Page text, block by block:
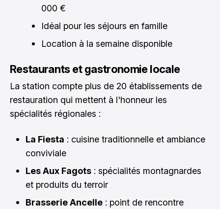
000 €
Idéal pour les séjours en famille
Location à la semaine disponible
Restaurants et gastronomie locale
La station compte plus de 20 établissements de
restauration qui mettent à l'honneur les
spécialités régionales :
La Fiesta : cuisine traditionnelle et ambiance
conviviale
Les Aux Fagots : spécialités montagnardes
et produits du terroir
Brasserie Ancelle : point de rencontre